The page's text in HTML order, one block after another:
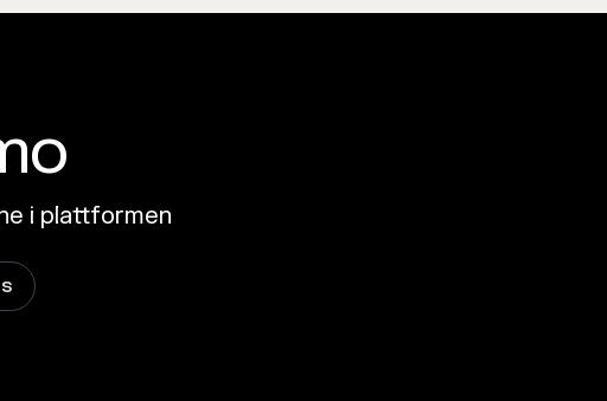
i plattformen